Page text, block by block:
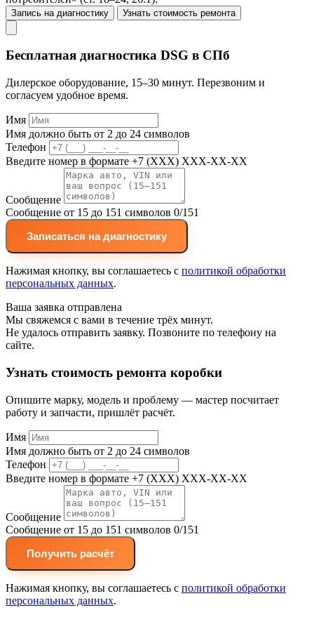
Запись на диагностику Узнать стоимость ремонта
Бесплатная диагностика DSG в СПб
Дилерское оборудование, 15–30 минут. Перезвоним и
согласуем удобное время.
Имя
Имя должно быть от 2 до 24 символов
Телефон
Введите номер в формате +7 (XXX) XXX-XX-XX
Сообщение
Сообщение от 15 до 151 символов 0/151
Записаться на диагностику
Нажимая кнопку, вы соглашаетесь с политикой обработки
персональных данных.
Ваша заявка отправлена
Мы свяжемся с вами в течение трёх минут.
Не удалось отправить заявку. Позвоните по телефону на
сайте.
Узнать стоимость ремонта коробки
Опишите марку, модель и проблему — мастер посчитает
работу и запчасти, пришлёт расчёт.
Имя
Имя должно быть от 2 до 24 символов
Телефон
Введите номер в формате +7 (XXX) XXX-XX-XX
Сообщение
Сообщение от 15 до 151 символов 0/151
Получить расчёт
Нажимая кнопку, вы соглашаетесь с политикой обработки
персональных данных.